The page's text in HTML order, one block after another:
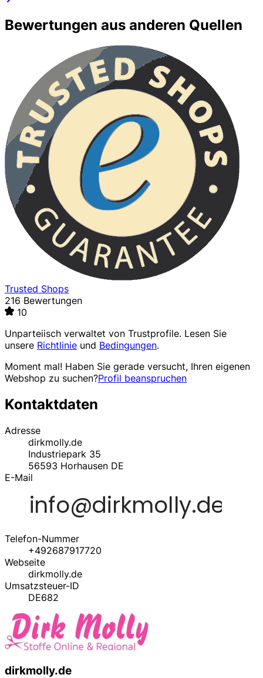
Bewertungen aus anderen Quellen
Trusted Shops
216 Bewertungen
10
Unparteiisch verwaltet von Trustprofile. Lesen Sie
unsere Richtlinie und Bedingungen.
Moment mal! Haben Sie gerade versucht, Ihren eigenen
Webshop zu suchen?Profil beanspruchen
Kontaktdaten
Adresse
dirkmolly.de
Industriepark 35
56593 Horhausen DE
E-Mail
Telefon-Nummer
+492687917720
Webseite
dirkmolly.de
Umsatzsteuer-ID
DE682
dirkmolly.de